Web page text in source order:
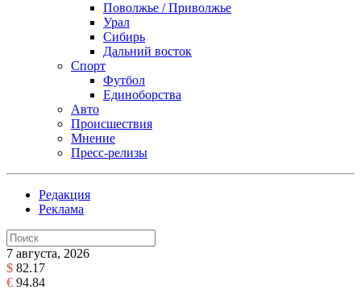
Поволжье / Приволжье
Урал
Сибирь
Дальний восток
Спорт
Футбол
Единоборства
Авто
Происшествия
Мнение
Пресс-релизы
Редакция
Реклама
7 августа, 2026
$ 82.17
€ 94.84